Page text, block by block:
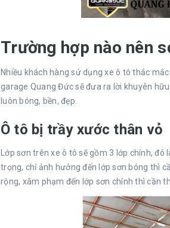
Trường hợp nào nên
Nhiều khách hàng sử dụng xe ô tô thắc
garage Quang Đức sẽ đưa ra lời khuyên
luôn bóng, bền, đẹp.
Ô tô bị trầy xước thân vỏ
Lớp sơn trên xe ô tô sẽ gồm 3 lớp chính,
trọng, chỉ ảnh hưởng đến lớp sơn bóng thì
rộng, xâm phạm đến lớp sơn chính thì cần